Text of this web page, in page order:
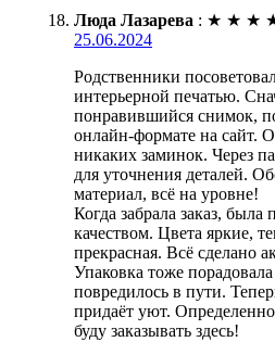
Люда Лазарева : ★ ★ ★
25.06.2024
Родственники
интерьерной печатью.
понравившийся снимок,
онлайн-формате на сайт.
никаких заминок. Через
для уточнения деталей.
материал, всё на уровне!
Когда забрала заказ, была
качеством. Цвета яркие,
прекрасная. Всё сделано
Упаковка тоже
повредилось в пути.
придаёт уют.
буду заказывать здесь!